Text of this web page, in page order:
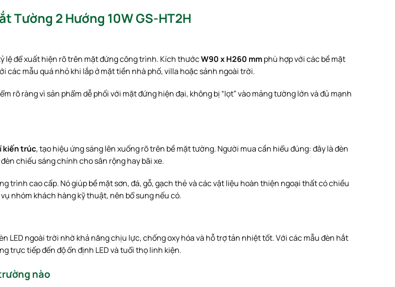
Tường 2 Hướng 10W GS-HT2H
lệ để xuất hiện rõ trên mặt đứng công trình. Kích thướcW90 x H260 mmphù hợp với các bề mặt
các mẫu quá nhỏ khi lắp ở mặt tiền nhà phố, villa hoặc sảnh ngoài trời.
rõ ràng vì sản phẩm dễ phối với mặt đứng hiện đại, không bị “lọt” vào mảng tường lớn và đủ mạnh
kiến trúc, tạo hiệu ứng sáng lên xuống rõ trên bề mặt tường. Người mua cần hiểu đúng: đây là đèn
chiếu sáng chính cho sân rộng hay bãi xe.
trình cao cấp. Nó giúp bề mặt sơn, đá, gỗ, gạch thẻ và các vật liệu hoàn thiện ngoại thất có chiều
nhóm khách hàng kỹ thuật, nên bổ sung nếu có.
LED ngoài trời nhờ khả năng chịu lực, chống oxy hóa và hỗ trợ tản nhiệt tốt. Với các mẫu đèn hắt
trực tiếp đến độ ổn định LED và tuổi thọ linh kiện.
nào